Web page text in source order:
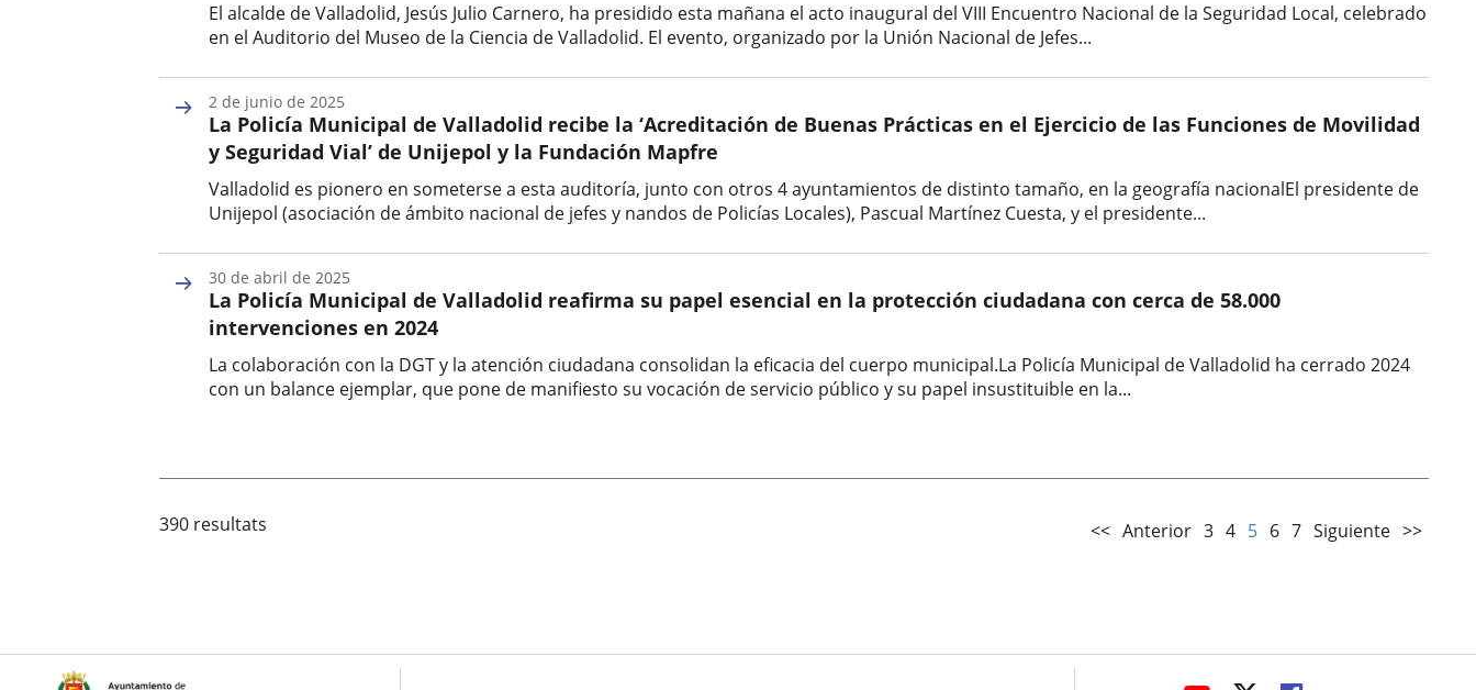
El alcalde de Valladolid, Jesús Julio Carnero, ha presidido esta mañana el acto inaugural del VIII Encuentro Nacional de la Seguridad Local, celebrado
en el Auditorio del Museo de la Ciencia de Valladolid. El evento, organizado por la Unión Nacional de Jefes...
la
noticia
La Policía Municipal de Valladolid recibe la ‘Acreditación de Buenas Prácticas en el Ejercicio de las Funciones de Movilidad
y Seguridad Vial’ de Unijepol y la Fundación Mapfre
Valladolid es pionero en someterse a esta auditoría, junto con otros 4 ayuntamientos de distinto tamaño, en la geografía nacionalEl presidente de
Unijepol (asociación de ámbito nacional de jefes y nandos de Policías Locales), Pascual Martínez Cuesta, y el presidente...
la
noticia
2 de junio de 2025
La Policía Municipal de Valladolid reafirma su papel esencial en la protección ciudadana con cerca de 58.000
intervenciones en 2024
La colaboración con la DGT y la atención ciudadana consolidan la eficacia del cuerpo municipal.La Policía Municipal de Valladolid ha cerrado 2024
con un balance ejemplar, que pone de manifiesto su vocación de servicio público y su papel insustituible en la...
noticia
30 de abril de 2025
390 resultats << Anterior 3 4 5 6 7 Siguiente >>